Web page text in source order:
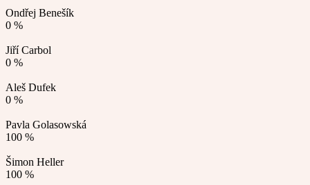
Ondřej Benešík
0 %
Jiří Carbol
0 %
Aleš Dufek
0 %
Pavla Golasowská
100 %
Šimon Heller
100 %